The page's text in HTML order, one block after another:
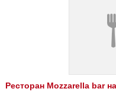
Ресторан Mozzarella bar